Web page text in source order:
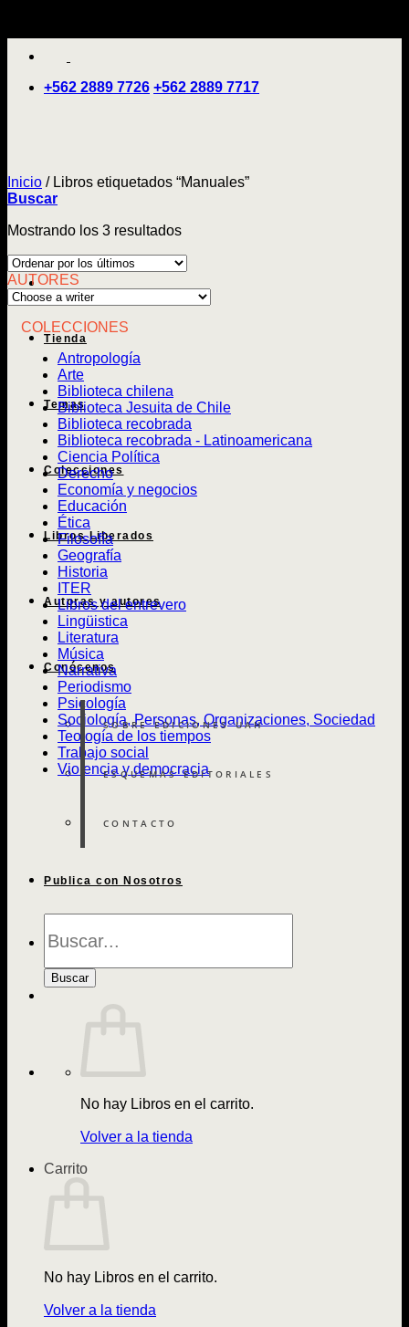
+562 2889 7726 +562 2889 7717
Tienda
Temas
Colecciones
Libros Liberados
Autoras y autores
Conócenos
SOBRE EDICIONES UAH
ESQUEMAS EDITORIALES
CONTACTO
Publica con Nosotros
de
Buscar
No hay Libros en el carrito.
Volver a la tienda
Carrito
No hay Libros en el carrito.
Volver a la tienda
Inicio /Libros etiquetados “Manuales”
Buscar
Mostrando los 3 resultadosOrdenado
los
AUTORES
COLECCIONES
Antropología
Arte
Biblioteca chilena
Biblioteca Jesuita de Chile
Biblioteca recobrada
Biblioteca recobrada - Latinoamericana
Ciencia Política
Derecho
Economía y negocios
Educación
Ética
Filosofía
Geografía
Historia
ITER
Libros del entrevero
Lingüistica
Literatura
Música
Narrativa
Periodismo
Psicología
Sociología, Personas, Organizaciones, Sociedad
Teología de los tiempos
Trabajo social
Violencia y democracia